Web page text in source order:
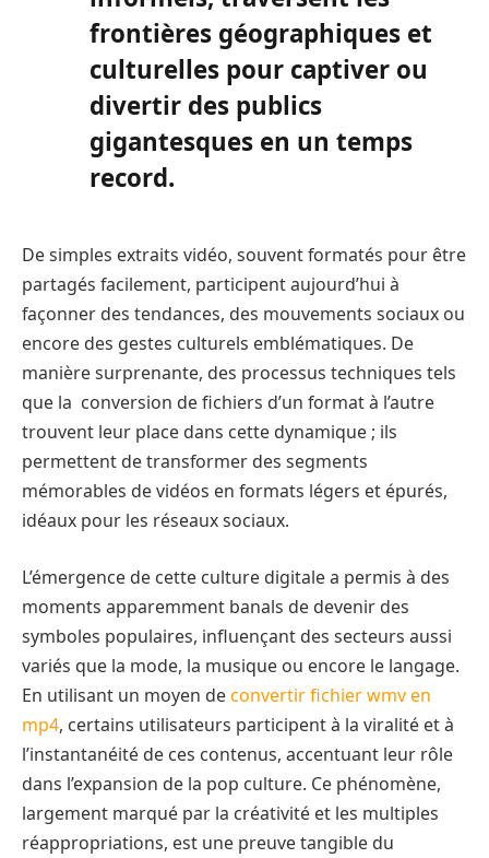
frontières géographiques et
culturelles pour captiver ou
divertir des publics
gigantesques en un temps
record.
De simples extraits vidéo, souvent formatés pour être
partagés facilement, participent aujourd’hui à
façonner des tendances, des mouvements sociaux ou
encore des gestes culturels emblématiques. De
manière surprenante, des processus techniques tels
que la conversion de fichiers d’un format à l’autre
trouvent leur place dans cette dynamique ; ils
permettent de transformer des segments
mémorables de vidéos en formats légers et épurés,
idéaux pour les réseaux sociaux.
L’émergence de cette culture digitale a permis à des
moments apparemment banals de devenir des
symboles populaires, influençant des secteurs aussi
variés que la mode, la musique ou encore le langage.
En utilisant un moyen deconvertir fichier wmv en
mp4, certains utilisateurs participent à la viralité et à
l’instantanéité de ces contenus, accentuant leur rôle
dans l’expansion de la pop culture. Ce phénomène,
largement marqué par la créativité et les multiples
réappropriations, est une preuve tangible du